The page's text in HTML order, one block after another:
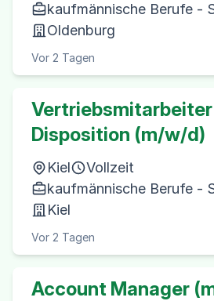
kaufmännische Berufe -
Oldenburg
Vor 2 Tagen
Vertriebsmitarbeiter
Disposition (m/w/d)
Kiel
Vollzeit
kaufmännische Berufe -
Kiel
Vor 2 Tagen
Account Manager